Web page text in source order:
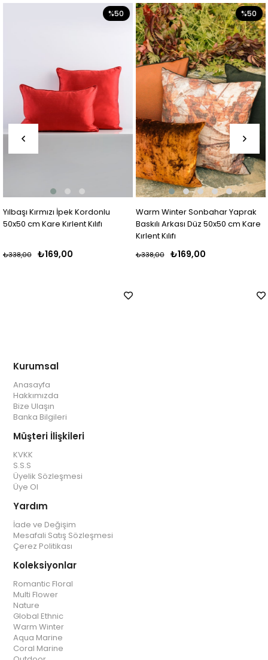
Yılbaşı Kırmızı İpek Kordonlu
50x50 cm Kare Kırlent Kılıfı
₺169,00
₺338,00
%50
Warm Winter Sonbahar Yaprak
Baskılı Arkası Düz 50x50 cm Kare
Kırlent Kılıfı
₺169,00
₺338,00
%50
Kurumsal
Anasayfa
Hakkımızda
Bize Ulaşın
Banka Bilgileri
Müşteri İlişkileri
KVKK
S.S.S
Üyelik Sözleşmesi
Üye Ol
Yardım
İade ve Değişim
Mesafali Satış Sözleşmesi
Çerez Politikası
Koleksiyonlar
Romantic Floral
Multi Flower
Nature
Global Ethnic
Warm Winter
Aqua Marine
Coral Marine